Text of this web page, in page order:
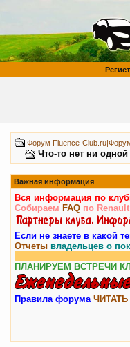
Форум Fluence-
Что-то нет ни
Важная информация
Вся информация по
Собираем FAQ по
Если не знаете в какой
Отчеты владельцев о
ПЛАНИРУЕМ ВСТРЕЧИ
Правила форума